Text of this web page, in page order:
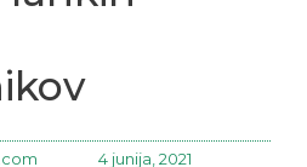
4 junija, 2021